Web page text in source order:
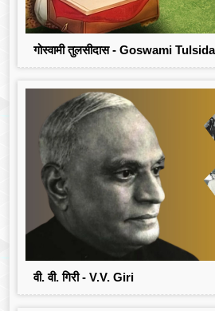
गोस्वामी तुलसीदास - Goswami
वी. वी. गिरी - V.V. Giri